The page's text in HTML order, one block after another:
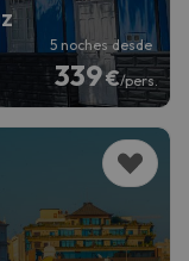
5 noches desde
339€/pers.